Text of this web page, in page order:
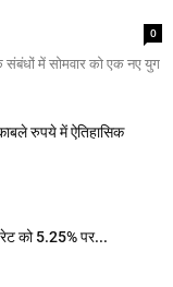
0
संबंधों में सोमवार को एक नए युग
रुपये में ऐतिहासिक
को 5.25% पर...